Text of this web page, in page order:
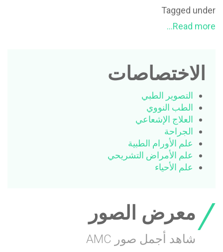
Tagged under
Read more...
الاختصاصات
التصوير الطبي
الطب النووي
العلاج الإشعاعي
الجراحة
علم الأورام الطبية
علم الأمراض التشريحي
علم الأحياء
معرض الصور
شاهد أجمل صور AMC